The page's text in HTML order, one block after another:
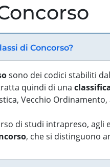
di Concorso?
sono dei codici stabiliti
quindi di una
Vecchio
di studi intrapreso,
, che si distinguono